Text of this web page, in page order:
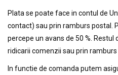
Plata se poate face in contul de
contact) sau prin ramburs postal.
percepe un avans de 50 %.
ridicarii comenzii sau prin ramburs
In functie de comanda putem